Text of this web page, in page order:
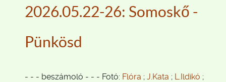
2026.05.22-26: Somoskő -
Pünkösd
- - - beszámoló - - - Fotó: Flóra ; J.Kata ; L.Ildikó ;